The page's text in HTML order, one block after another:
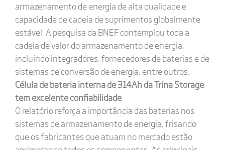
armazenamento de energia de alta qualidade e
capacidade de cadeia de suprimentos globalmente
estável. A pesquisa da BNEF contemplou toda a
cadeia de valor do armazenamento de energia,
incluindo integradores, fornecedores de baterias e de
sistemas de conversão de energia, entre outros.
Célula de bateria interna de 314Ah da Trina Storage
tem excelente confiabilidade
O relatório reforça a importância das baterias nos
sistemas de armazenamento de energia, frisando
que os fabricantes que atuam no mercado estão